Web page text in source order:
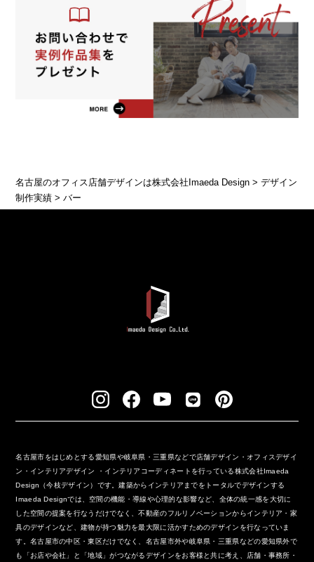
名古屋のオフィス店舗デザインは株式会社Imaeda Design >デザイン
制作実績 >バー
名古屋市をはじめとする愛知県や岐阜県・三重県などで店舗デザイン・オフィスデザイ
ン・インテリアデザイン ・インテリアコーディネートを行っている株式会社Imaeda
Design（今枝デザイン）です。建築からインテリアまでをトータルでデザインする
Imaeda Designでは、空間の機能・導線や心理的な影響など、全体の統一感を大切に
した空間の提案を行なうだけでなく、不動産のフルリノベーションからインテリア・家
具のデザインなど、建物が持つ魅力を最大限に活かすためのデザインを行なっていま
す。名古屋市の中区・東区だけでなく、名古屋市外や岐阜県・三重県などの愛知県外で
も「お店や会社」と「地域」がつながるデザインをお客様と共に考え、店舗・事務所・